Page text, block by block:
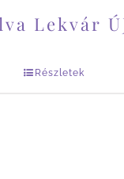
Lekvár
Részletek